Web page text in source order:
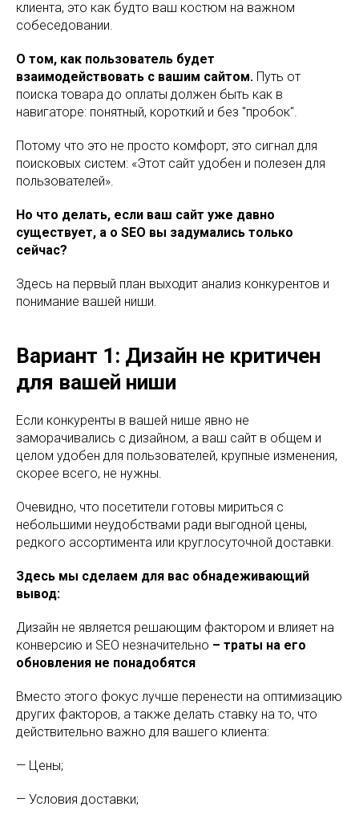
клиента, это как будто ваш костюм на важном
собеседовании.
О том, как пользователь будет
взаимодействовать с вашим сайтом. Путь от
поиска товара до оплаты должен быть как в
навигаторе: понятный, короткий и без "пробок".
Потому что это не просто комфорт, это сигнал для
поисковых систем: «Этот сайт удобен и полезен для
пользователей».
Но что делать, если ваш сайт уже давно
существует, а о SEO вы задумались только
сейчас?
Здесь на первый план выходит анализ конкурентов и
понимание вашей ниши.
Вариант 1: Дизайн не критичен
для вашей ниши
Если конкуренты в вашей нише явно не
заморачивались с дизайном, а ваш сайт в общем и
целом удобен для пользователей, крупные изменения,
скорее всего, не нужны.
Очевидно, что посетители готовы мириться с
небольшими неудобствами ради выгодной цены,
редкого ассортимента или круглосуточной доставки.
Здесь мы сделаем для вас обнадеживающий
вывод:
Дизайн не является решающим фактором и влияет на
конверсию и SEO незначительно – траты на его
обновления не понадобятся
Вместо этого фокус лучше перенести на оптимизацию
других факторов, а также делать ставку на то, что
действительно важно для вашего клиента:
— Цены;
— Условия доставки;